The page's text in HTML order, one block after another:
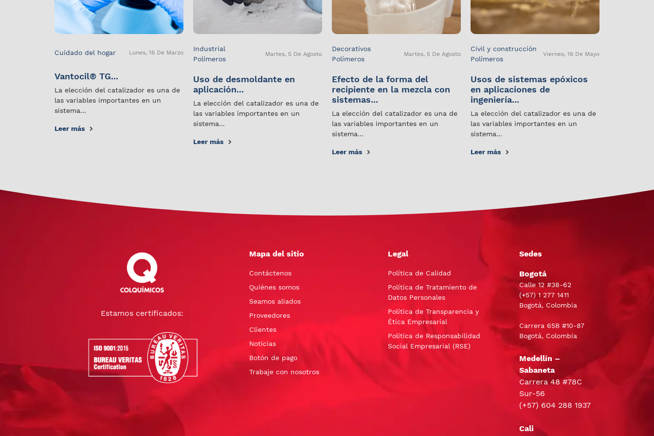
Cuidado del hogar Lunes, 16 De Marzo
Vantocil® TG...
La elección del catalizador es una de
las variables importantes en un
sistema...
Leer más
Industrial
Polímeros
Martes, 5 De Agosto
Uso de desmoldante en
aplicación...
La elección del catalizador es una de
las variables importantes en un
sistema...
Leer más
Decorativos
Polímeros
Martes, 5 De Agosto
Efecto de la forma del
recipiente en la mezcla con
sistemas...
La elección del catalizador es una de
las variables importantes en un
sistema...
Leer más
Civil y construcción
Polímeros
Viernes, 16 De Mayo
Usos de sistemas epóxicos
en aplicaciones de
ingeniería...
La elección del catalizador es una de
las variables importantes en un
sistema...
Leer más
Estamos certificados:
Mapa del sitio
Contáctenos
Quiénes somos
Seamos aliados
Proveedores
Clientes
Noticias
Botón de pago
Trabaje con nosotros
Legal
Política de Calidad
Política de Tratamiento de
Datos Personales
Política de Transparencia y
Ética Empresarial
Política de Responsabilidad
Social Empresarial (RSE)
Sedes
Bogotá
Calle 12 #38-62
(+57)1 277 1411
Bogotá, Colombia
Carrera 65B #10-87
Bogotá, Colombia
Medellín –
Sabaneta
Carrera 48 #78C
Sur-56
(+57) 604 288 1937
Cali